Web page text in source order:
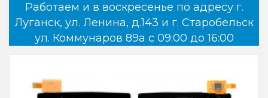
Работаем и в воскресенье по адресу г.
Луганск, ул. Ленина, д.143 и г. Старобельск
ул. Коммунаров 89а с 09:00 до 16:00